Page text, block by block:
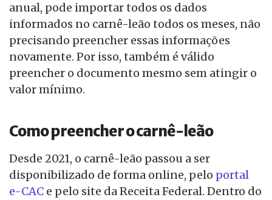
anual, pode importar todos os dados
informados no carnê-leão todos os meses, não
precisando preencher essas informações
novamente. Por isso, também é válido
preencher o documento mesmo sem atingir o
valor mínimo.
Como preencher o carnê-leão
Desde 2021, o carnê-leão passou a ser
disponibilizado de forma online, pelo portal
e-CAC e pelo site da Receita Federal. Dentro do